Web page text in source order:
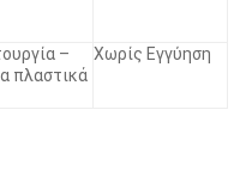
–
πλαστικά
Χωρίς Εγγύηση